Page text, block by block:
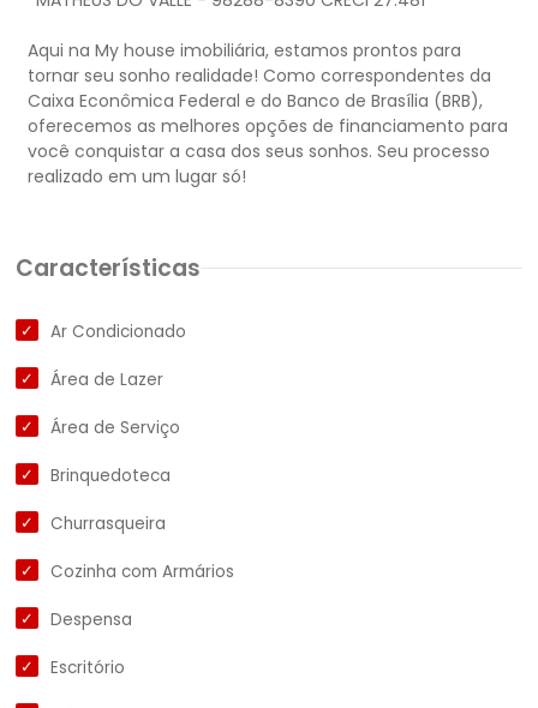
Aqui na My house imobiliária, estamos prontos para
tornar seu sonho realidade! Como correspondentes da
Caixa Econômica Federal e do Banco de Brasília (BRB),
oferecemos as melhores opções de financiamento para
você conquistar a casa dos seus sonhos. Seu processo
Características
Ar Condicionado
Área de Lazer
Área de Serviço
Brinquedoteca
Churrasqueira
Cozinha com Armários
Despensa
Escritório